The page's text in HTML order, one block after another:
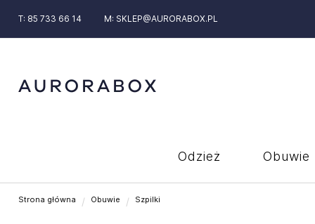
PRZEJDŹ
T: 85 733 66 14 M: SKLEP@AURORABOX.PL
Odzież Obuwie
Strona główna Obuwie Szpilki